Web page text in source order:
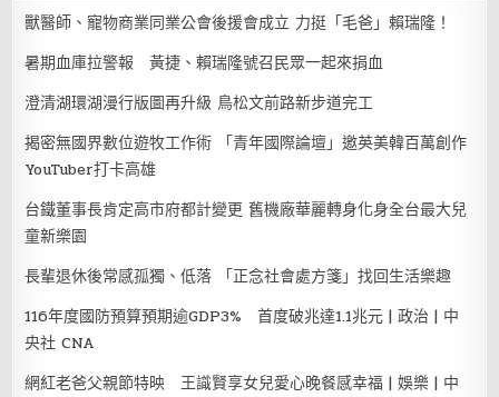
獸醫師、寵物商業同業公會後援會成立 力挺「毛爸」賴瑞隆！
暑期血庫拉警報 黃捷、賴瑞隆號召民眾一起來捐血
澄清湖環湖漫行版圖再升級 鳥松文前路新步道完工
揭密無國界數位遊牧工作術 「青年國際論壇」邀英美韓百萬創作
YouTuber打卡高雄
台鐵董事長肯定高市府都計變更 舊機廠華麗轉身化身全台最大兒
童新樂園
長輩退休後常感孤獨、低落 「正念社會處方箋」找回生活樂趣
116年度國防預算預期逾GDP3% 首度破兆達1.1兆元 | 政治 | 中
央社 CNA
網紅老爸父親節特映 王識賢享女兒愛心晚餐感幸福 | 娛樂 | 中